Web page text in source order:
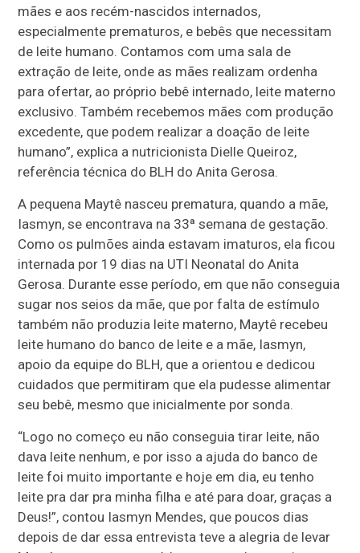
mães e aos recém-nascidos internados,
especialmente prematuros, e bebês que necessitam
de leite humano. Contamos com uma sala de
extração de leite, onde as mães realizam ordenha
para ofertar, ao próprio bebê internado, leite materno
exclusivo. Também recebemos mães com produção
excedente, que podem realizar a doação de leite
humano”, explica a nutricionista Dielle Queiroz,
referência técnica do BLH do Anita Gerosa.
A pequena Maytê nasceu prematura, quando a mãe,
Iasmyn, se encontrava na 33ª semana de gestação.
Como os pulmões ainda estavam imaturos, ela ficou
internada por 19 dias na UTI Neonatal do Anita
Gerosa. Durante esse período, em que não conseguia
sugar nos seios da mãe, que por falta de estímulo
também não produzia leite materno, Maytê recebeu
leite humano do banco de leite e a mãe, Iasmyn,
apoio da equipe do BLH, que a orientou e dedicou
cuidados que permitiram que ela pudesse alimentar
seu bebê, mesmo que inicialmente por sonda.
“Logo no começo eu não conseguia tirar leite, não
dava leite nenhum, e por isso a ajuda do banco de
leite foi muito importante e hoje em dia, eu tenho
leite pra dar pra minha filha e até para doar, graças a
Deus!”, contou Iasmyn Mendes, que poucos dias
depois de dar essa entrevista teve a alegria de levar